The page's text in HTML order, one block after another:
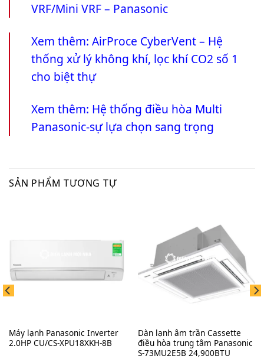
VRF/Mini VRF – Panasonic
Xem thêm: AirProce CyberVent – Hệ
thống xử lý không khí, lọc khí CO2 số 1
cho biệt thự
Xem thêm: Hệ thống điều hòa Multi
Panasonic-sự lựa chọn sang trọng
SẢN PHẨM TƯƠNG TỰ
Máy lạnh Panasonic Inverter
2.0HP CU/CS-XPU18XKH-8B
Dàn lạnh âm trần Cassette
điều hòa trung tâm Panasonic
S-73MU2E5B 24,900BTU